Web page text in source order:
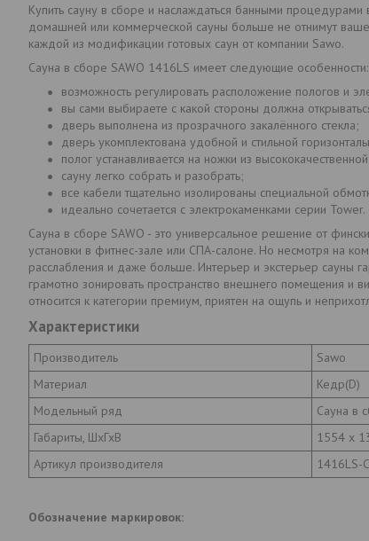
Купить сауну в сборе и наслаждаться банными
домашней или коммерческой сауны больше не отнимут
каждой из модификации готовых саун от компании Sawo.
Сауна в сборе SAWO 1416LS имеет следующие особенности:
возможность регулировать расположение пологов и
вы сами выбираете с какой стороны должна
дверь выполнена из прозрачного закалённого стекла;
дверь укомплектована удобной и стильной
полог устанавливается на ножки из
сауну легко собрать и разобрать;
все кабели тщательно изолированы специальной
идеально сочетается с электрокаменками серии Tower.
Сауна в сборе SAWO - это универсальное решение от
установки в фитнес-зале или СПА-салоне. Но несмотря на
расслабления и даже больше. Интерьер и экстерьер сауны
грамотно зонировать пространство внешнего помещения и
относится к категории премиум, приятен на ощупь и
Характеристики
Производитель
Sawo
Материал
Кедр(D)
Модельный ряд
Сауна в
Габариты, ШхГхВ
1554 x
Артикул производителя
1416LS-
Обозначение маркировок: